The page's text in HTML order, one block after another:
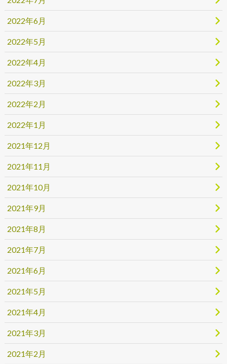
2022年6月
2022年5月
2022年4月
2022年3月
2022年2月
2022年1月
2021年12月
2021年11月
2021年10月
2021年9月
2021年8月
2021年7月
2021年6月
2021年5月
2021年4月
2021年3月
2021年2月